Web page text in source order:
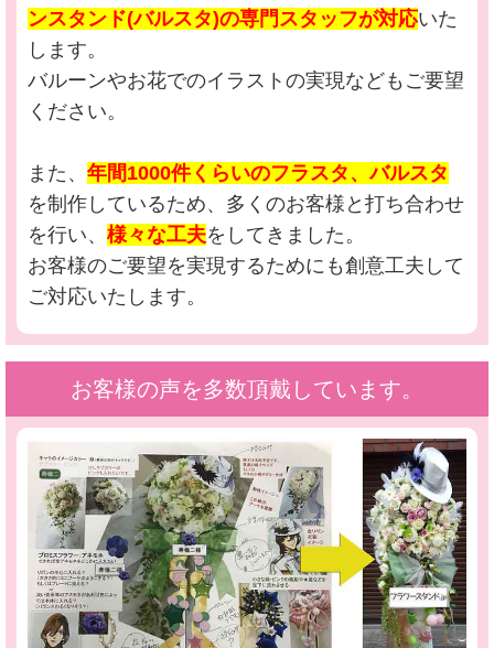
ンスタンド(バルスタ)の専門スタッフが対応いた
します。
バルーンやお花でのイラストの実現などもご要望
ください。
また、 年間1000件くらいのフラスタ、バルスタ
を制作しているため、多くのお客様と打ち合わせ
を行い、 様々な工夫をしてきました。
お客様のご要望を実現するためにも創意工夫して
ご対応いたします。
お客様の声を多数頂戴しています。